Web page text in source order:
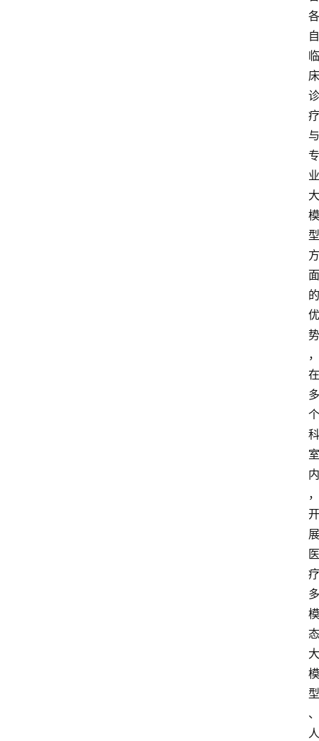
各
自
临
床
诊
疗
与
专
业
大
模
型
方
面
的
优
势
，
在
多
个
科
室
内
，
开
展
医
疗
多
模
态
大
模
型
、
人